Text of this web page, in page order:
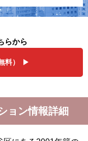
らから
料）
ョン情報詳細